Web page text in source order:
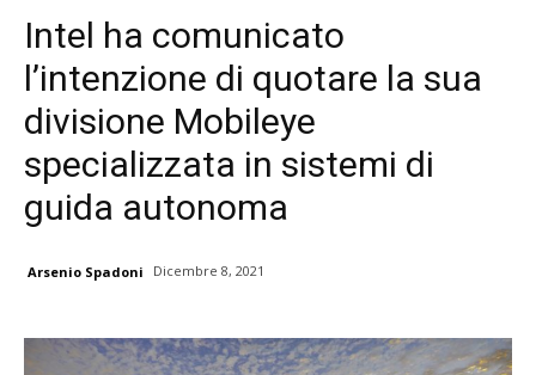
Intel ha comunicato
l’intenzione di quotare la sua
divisione Mobileye
specializzata in sistemi di
guida autonoma
Arsenio Spadoni Dicembre 8, 2021